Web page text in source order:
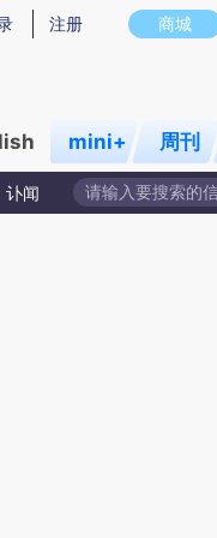
意图存在偏差。不代表财新
商城
注册
mini+ 周刊
讣闻